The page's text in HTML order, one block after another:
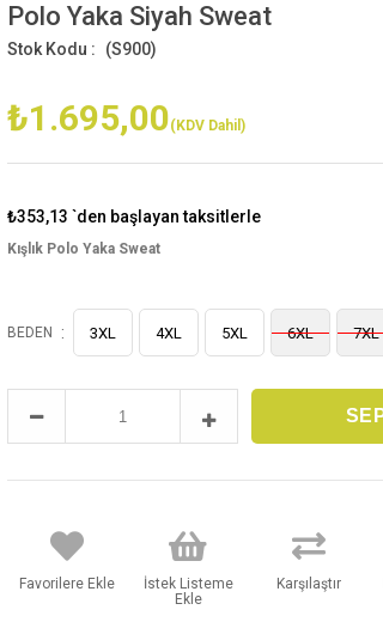
Polo Yaka Siyah Sweat
(S900)
₺1.695,00(KDV Dahil)
₺353,13 `den başlayan taksitlerle
Kışlık Polo Yaka Sweat
BEDEN : 3XL 4XL 5XL 6XL 7XL
Favorilere Ekle
İstek Listeme
Ekle
Karşılaştır